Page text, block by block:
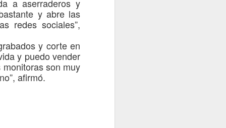
a aserraderos y
y abre las
redes sociales”,
rabados y corte en
y puedo vender
monitoras son muy
”, afirmó.